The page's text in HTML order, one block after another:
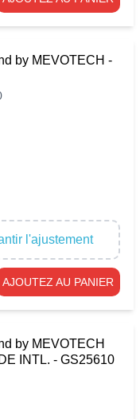
by MEVOTECH -
l'ajustement
AJOUTEZ AU PANIER
by MEVOTECH
INTL. - GS25610